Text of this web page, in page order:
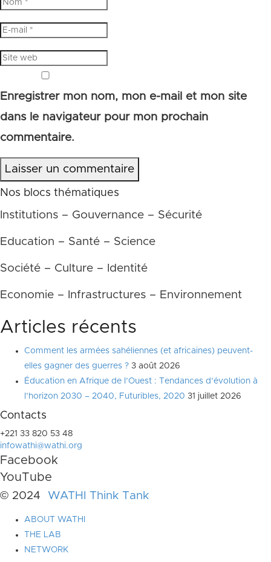
Enregistrer mon nom, mon e-mail et mon site
dans le navigateur pour mon prochain
commentaire.
Laisser un commentaire
Nos blocs thématiques
Institutions – Gouvernance – Sécurité
Education – Santé – Science
Société – Culture – Identité
Economie – Infrastructures – Environnement
Articles récents
Comment les armées sahéliennes (et africaines) peuvent-
elles gagner des guerres ? 3 août 2026
Éducation en Afrique de l’Ouest : Tendances d’évolution à
l’horizon 2030 – 2040, Futuribles, 2020 31 juillet 2026
Contacts
+221 33 820 53 48
infowathi@wathi.org
Facebook
YouTube
© 2024 WATHI Think Tank
ABOUT WATHI
THE LAB
NETWORK